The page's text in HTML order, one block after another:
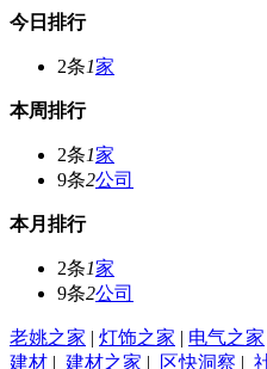
今日排行
2条1家
本周排行
2条1家
9条2公司
本月排行
2条1家
9条2公司
老姚之家 | 灯饰之家 | 电气之家
建材 | 建材之家 | 区快洞察 |